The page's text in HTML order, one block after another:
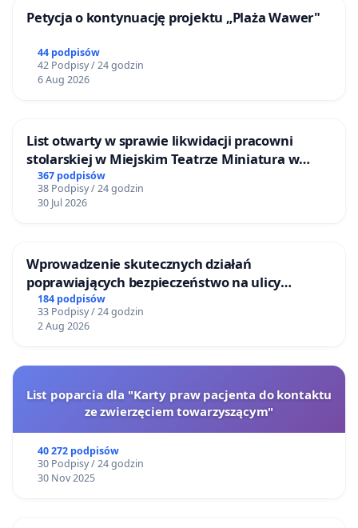
Petycja o kontynuację projektu „Plaża Wawer"
44 podpisów
42 Podpisy / 24 godzin
6 Aug 2026
List otwarty w sprawie likwidacji pracowni
stolarskiej w Miejskim Teatrze Miniatura w
Gdańsku
367 podpisów
38 Podpisy / 24 godzin
30 Jul 2026
Wprowadzenie skutecznych działań
poprawiających bezpieczeństwo na ulicy
Żeromskiego w Otwocku
184 podpisów
33 Podpisy / 24 godzin
2 Aug 2026
List poparcia dla "Karty praw pacjenta do kontaktu
ze zwierzęciem towarzyszącym"
40 272 podpisów
30 Podpisy / 24 godzin
30 Nov 2025